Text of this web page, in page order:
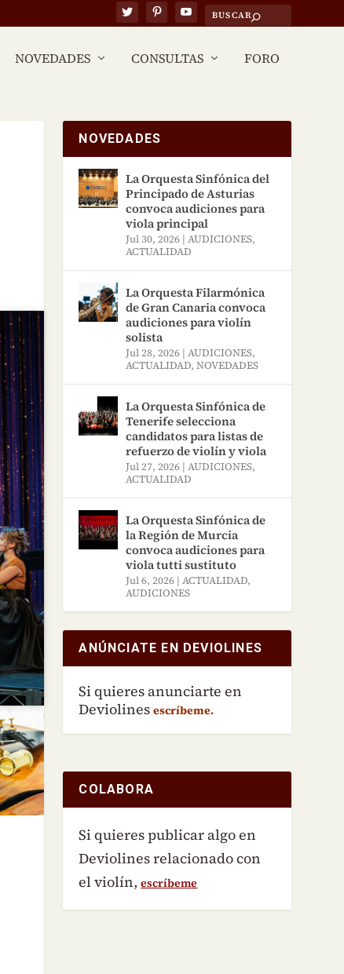
NOVEDADES CONSULTAS FORO
NOVEDADES
La Orquesta Sinfónica del
Principado de Asturias
convoca audiciones para
viola principal
Jul 30, 2026 |AUDICIONES,
ACTUALIDAD
La Orquesta Filarmónica
de Gran Canaria convoca
audiciones para violín
solista
Jul 28, 2026 |AUDICIONES,
ACTUALIDAD,NOVEDADES
La Orquesta Sinfónica de
Tenerife selecciona
candidatos para listas de
refuerzo de violín y viola
Jul 27, 2026 |AUDICIONES,
ACTUALIDAD
La Orquesta Sinfónica de
la Región de Murcia
convoca audiciones para
viola tutti sustituto
Jul 6, 2026 |ACTUALIDAD,
AUDICIONES
ANÚNCIATE EN DEVIOLINES
Si quieres anunciarte en
Deviolinesescríbeme.
COLABORA
Si quieres publicar algo en
Deviolines relacionado con
el violín,escríbeme